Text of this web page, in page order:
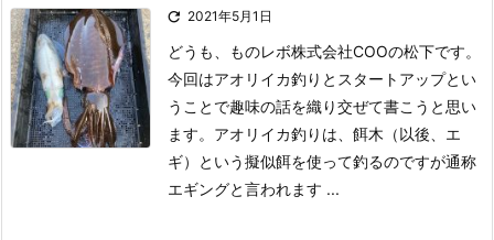
 2021年5月1日
どうも、ものレボ株式会社COOの松下です。
今回はアオリイカ釣りとスタートアップとい
うことで趣味の話を織り交ぜて書こうと思い
ます。 アオリイカ釣りは、餌木（以後、エ
ギ）という擬似餌を使って釣るのですが通称
エギングと言われます ...